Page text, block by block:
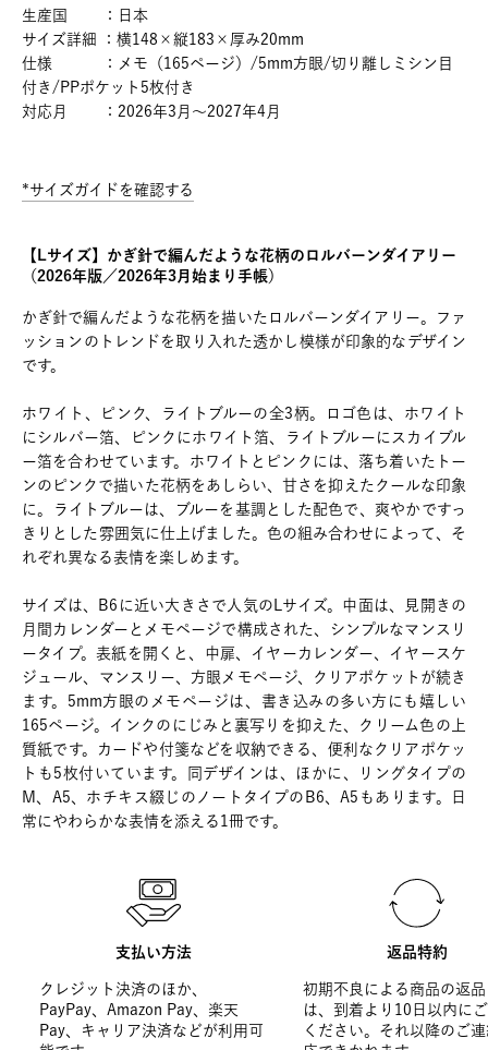
生産国 ：日本
サイズ詳細 ：横148×縦183×厚み20mm
仕様 ：メモ（165ページ）/5mm方眼/切り離しミシン目
付き/PPポケット5枚付き
対応月 ：2026年3月～2027年4月
*サイズガイドを確認する
【Lサイズ】かぎ針で編んだような花柄のロルバーンダイアリー
（2026年版／2026年3月始まり手帳）
かぎ針で編んだような花柄を描いたロルバーンダイアリー。ファ
ッションのトレンドを取り入れた透かし模様が印象的なデザイン
です。
ホワイト、ピンク、ライトブルーの全3柄。ロゴ色は、ホワイト
にシルバー箔、ピンクにホワイト箔、ライトブルーにスカイブル
ー箔を合わせています。ホワイトとピンクには、落ち着いたトー
ンのピンクで描いた花柄をあしらい、甘さを抑えたクールな印象
に。ライトブルーは、ブルーを基調とした配色で、爽やかですっ
きりとした雰囲気に仕上げました。色の組み合わせによって、そ
れぞれ異なる表情を楽しめます。
サイズは、B6に近い大きさで人気のLサイズ。中面は、見開きの
月間カレンダーとメモページで構成された、シンプルなマンスリ
ータイプ。表紙を開くと、中扉、イヤーカレンダー、イヤースケ
ジュール、マンスリー、方眼メモページ、クリアポケットが続き
ます。5mm方眼のメモページは、書き込みの多い方にも嬉しい
165ページ。インクのにじみと裏写りを抑えた、クリーム色の上
質紙です。カードや付箋などを収納できる、便利なクリアポケッ
トも5枚付いています。同デザインは、ほかに、リングタイプの
M、A5、ホチキス綴じのノートタイプのB6、A5もあります。日
常にやわらかな表情を添える1冊です。
支払い方法
クレジット決済のほか、
PayPay、Amazon Pay、楽天
Pay、キャリア決済などが利用可
返品特約
初期不良による商品の返
は、到着より10日以内に
ください。それ以降のご